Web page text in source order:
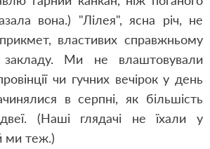
вона.) "Лілея", ясна річ, не
властивих справжньому
закладу. Ми не влаштовували
чи гучних вечірок у день
в серпні, як більшість
(Наші глядачі не їхали у
ми теж.)